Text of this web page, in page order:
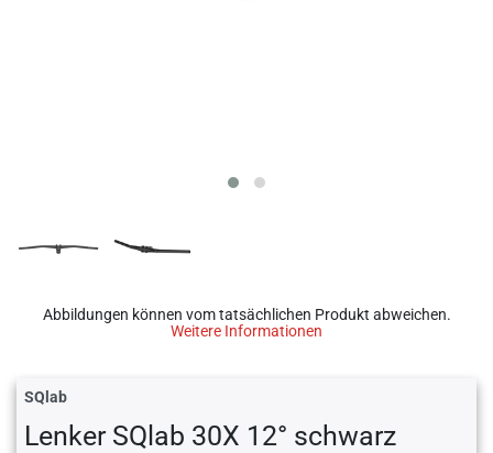
Abbildungen können vom tatsächlichen Produkt abweichen.
Weitere Informationen
SQlab
Lenker SQlab 30X 12° schwarz